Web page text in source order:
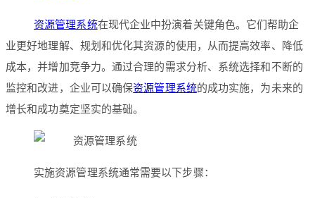
资源管理系统在现代企业中扮演着关键角色。它们帮助企
业更好地理解、规划和优化其资源的使用，从而提高效率、降低
成本，并增加竞争力。通过合理的需求分析、系统选择和不断的
监控和改进，企业可以确保资源管理系统的成功实施，为未来的
增长和成功奠定坚实的基础。
实施资源管理系统通常需要以下步骤：